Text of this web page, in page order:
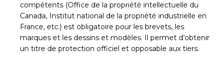
compétents (Office de la propriété intellectuelle du
Canada, Institut national de la propriété industrielle en
France, etc.) est obligatoire pour les brevets, les
marques et les dessins et modèles. Il permet d’obtenir
un titre de protection officiel et opposable aux tiers.